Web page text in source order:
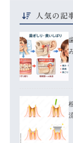
人気の記